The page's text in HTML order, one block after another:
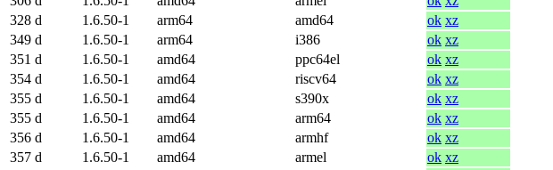
328 d
1.6.50-1 arm64 amd64 ok xz
349 d
1.6.50-1 arm64 i386 ok xz
351 d
1.6.50-1 amd64 ppc64el ok xz
354 d
1.6.50-1 amd64 riscv64 ok xz
355 d
1.6.50-1 amd64 s390x ok xz
355 d
1.6.50-1 amd64 arm64 ok xz
356 d
1.6.50-1 amd64 armhf ok xz
357 d
1.6.50-1 amd64 armel ok xz